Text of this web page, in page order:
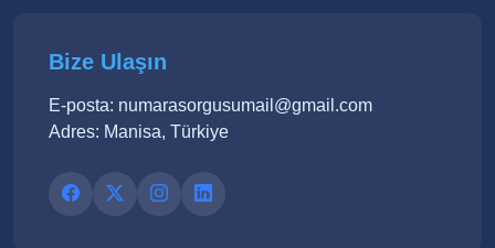
Bize Ulaşın
E-posta: numarasorgusumail@gmail.com
Adres: Manisa, Türkiye